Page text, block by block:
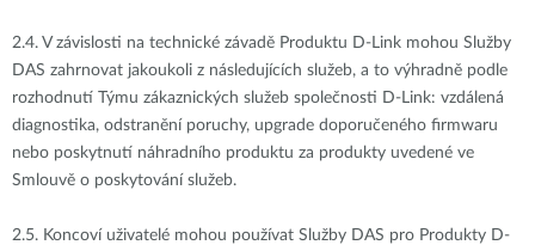
2.4. V závislosti na technické závadě Produktu D-Link mohou Služby
DAS zahrnovat jakoukoli z následujících služeb, a to výhradně podle
rozhodnutí Týmu zákaznických služeb společnosti D-Link: vzdálená
diagnostika, odstranění poruchy, upgrade doporučeného firmwaru
nebo poskytnutí náhradního produktu za produkty uvedené ve
Smlouvě o poskytování služeb.
2.5. Koncoví uživatelé mohou používat Služby DAS pro Produkty D-